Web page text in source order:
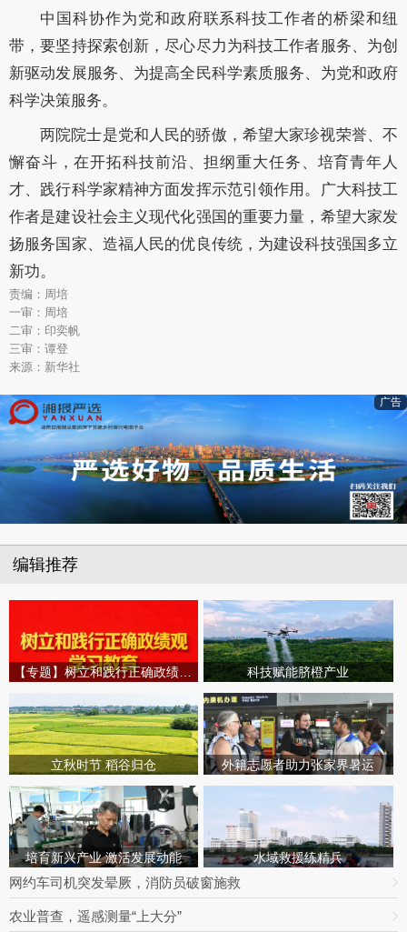
中国科协作为党和政府联系科技工作者的桥梁和纽
带，要坚持探索创新，尽心尽力为科技工作者服务、为创
新驱动发展服务、为提高全民科学素质服务、为党和政府
科学决策服务。
两院院士是党和人民的骄傲，希望大家珍视荣誉、不
懈奋斗，在开拓科技前沿、担纲重大任务、培育青年人
才、践行科学家精神方面发挥示范引领作用。广大科技工
作者是建设社会主义现代化强国的重要力量，希望大家发
扬服务国家、造福人民的优良传统，为建设科技强国多立
新功。
责编：周培
一审：周培
二审：印奕帆
三审：谭登
来源：新华社
广告
编辑推荐
科技赋能脐橙产业
立秋时节 稻谷归仓 外籍志愿者助力张家界暑运
培育新兴产业 激活发展动能 水域救援练精兵
网约车司机突发晕厥，消防员破窗施救
农业普查，遥感测量“上大分”